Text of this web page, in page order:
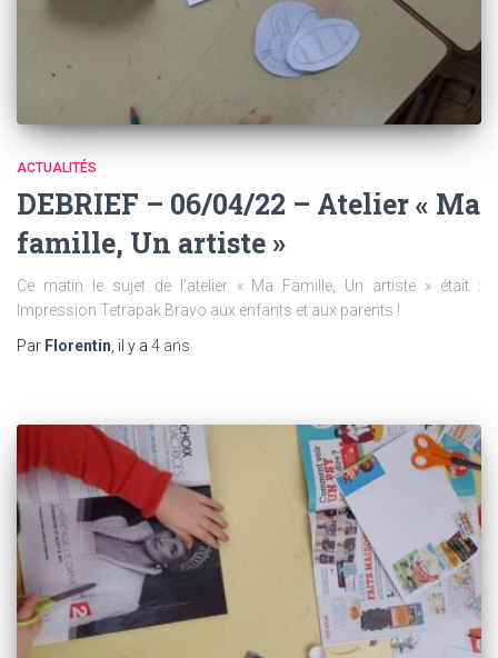
ACTUALITÉS
DEBRIEF – 06/04/22 – Atelier « Ma
famille, Un artiste »
Ce matin le sujet de l’atelier « Ma Famille, Un artiste » était :
Impression Tetrapak Bravo aux enfants et aux parents !
Par Florentin, il y a 4 ans